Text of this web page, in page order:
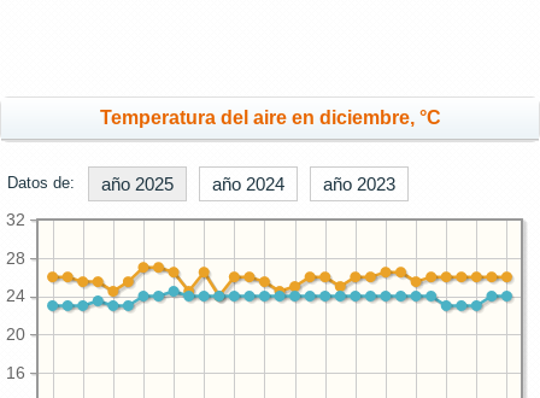
Temperatura del aire en diciembre, °C
Datos de: año 2025 año 2024 año 2023
16
20
24
28
32